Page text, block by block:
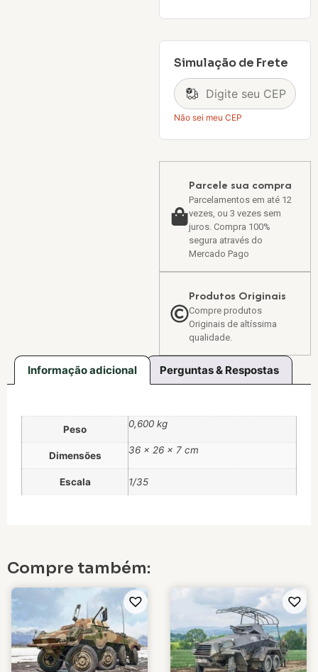
Simulação de Frete
Não sei meu CEP
Parcele sua compra
Parcelamentos em até 12
vezes, ou 3 vezes sem
juros. Compra 100%
segura através do
Mercado Pago
Produtos Originais
Compre produtos
Originais de altíssima
qualidade.
Informação adicional Perguntas & Respostas
Peso 0,600 kg
Dimensões 36 × 26 × 7 cm
Escala 1/35
Compre também: